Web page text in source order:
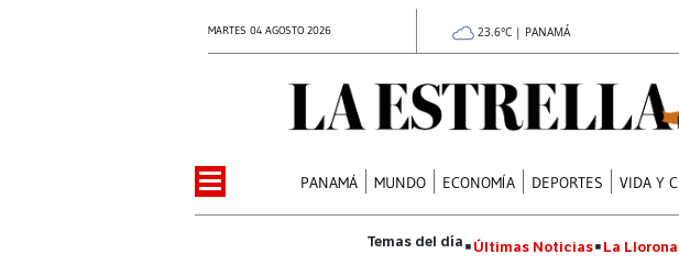
MARTES 04 AGOSTO 2026 23.6°C | PANAMÁ
PANAMÁ MUNDO ECONOMÍA DEPORTES VIDA Y
Últimas Noticias La Llorona